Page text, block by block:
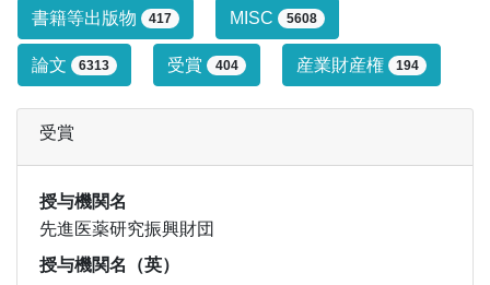
書籍等出版物 417 MISC 5608
論文 6313 受賞 404 産業財産権 194
受賞
授与機関名
先進医薬研究振興財団
授与機関名（英）